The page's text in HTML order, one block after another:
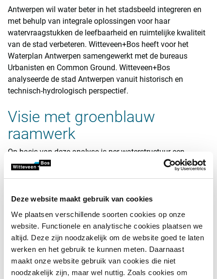
Deze website maakt gebruik van cookies
We plaatsen verschillende soorten cookies op onze
website. Functionele en analytische cookies plaatsen we
altijd. Deze zijn noodzakelijk om de website goed te laten
werken en het gebruik te kunnen meten. Daarnaast
maakt onze website gebruik van cookies die niet
noodzakelijk zijn, maar wel nuttig. Zoals cookies om
Antwerpen wil water beter in het stadsbeeld integreren en
met behulp van integrale oplossingen voor haar
watervraagstukken de leefbaarheid en ruimtelijke kwaliteit
van de stad verbeteren. Witteveen+Bos heeft voor het
Waterplan Antwerpen samengewerkt met de bureaus
Urbanisten en Common Ground. Witteveen+Bos
analyseerde de stad Antwerpen vanuit historisch en
technisch-hydrologisch perspectief.
Visie met groenblauw
raamwerk
Op basis van deze analyse is per waterstructuur een
hemelwaterstrategie opgesteld en een selectie gemaakt
Ook is een stadsbrede visie opgesteld met daarin een
groenblauw raamwerk van vijf structuren die Antwerpen
hydrologisch en ruimtelijk typeren: Beekdalen en
waterlopen, Ringpark, Parkenwig, Minerale stad en
Radicaal lokaal.
Het Waterplan is participatief opgesteld in een intensief